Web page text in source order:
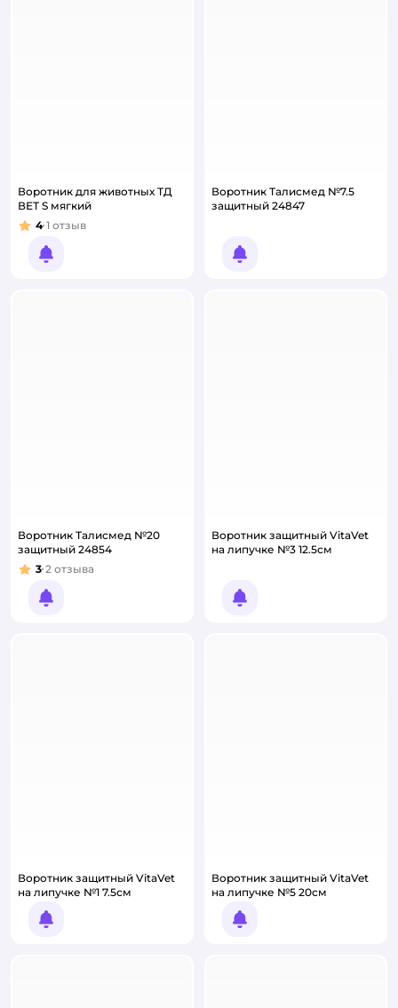
Воротник для животных ТД
ВЕТ S мягкий
Рейтинг:
4 1 отзыв
Уведомить о появлении
Воротник Талисмед №7.5
защитный 24847
Уведомить о появлении
Воротник Талисмед №20
защитный 24854
Рейтинг:
3 2 отзыва
Уведомить о появлении
Воротник защитный VitaVet
на липучке №3 12.5см
Уведомить о появлении
Воротник защитный VitaVet
на липучке №1 7.5см
Уведомить о появлении
Воротник защитный VitaVet
на липучке №5 20см
Уведомить о появлении